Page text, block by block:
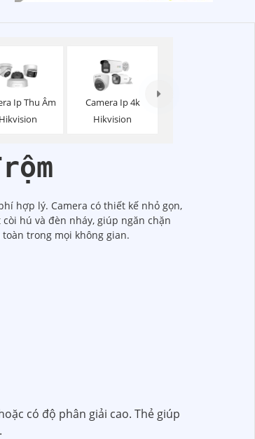
Ip Thu Âm
Hikvision
Camera Ip 4k
Hikvision
hợp lý. Camera có thiết kế nhỏ gọn,
hú và đèn nháy, giúp ngăn chặn
trong mọi không gian.
vị.
cho quý vị những giải pháp an
các tính năng và công nghệ tiên
của quý vị.
có độ phân giải cao. Thẻ giúp